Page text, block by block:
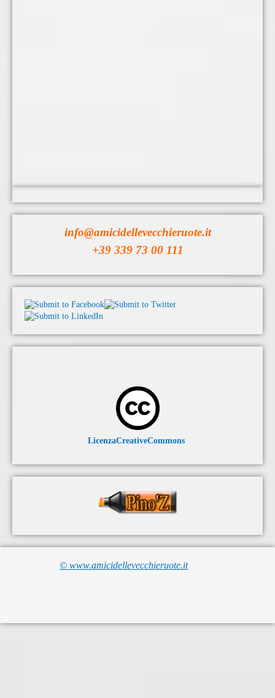
info@amicidellevecchieruote.it
+39 339 73 00 111
LicenzaCreativeCommons
© www.amicidellevecchieruote.it